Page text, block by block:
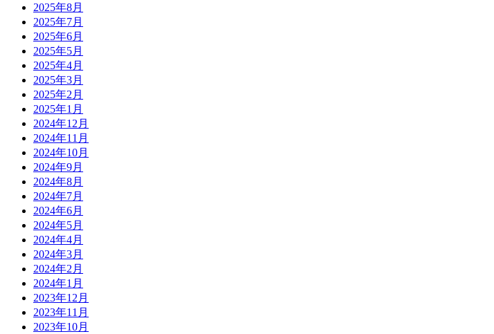
2025年8月
2025年7月
2025年6月
2025年5月
2025年4月
2025年3月
2025年2月
2025年1月
2024年12月
2024年11月
2024年10月
2024年9月
2024年8月
2024年7月
2024年6月
2024年5月
2024年4月
2024年3月
2024年2月
2024年1月
2023年12月
2023年11月
2023年10月